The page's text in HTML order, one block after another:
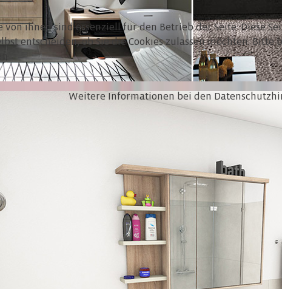
ihnen sind essenziell für den Betrieb der Seite. Diese
entscheiden, ob Sie die Cookies zulassen möchten.
Weitere Informationen bei den